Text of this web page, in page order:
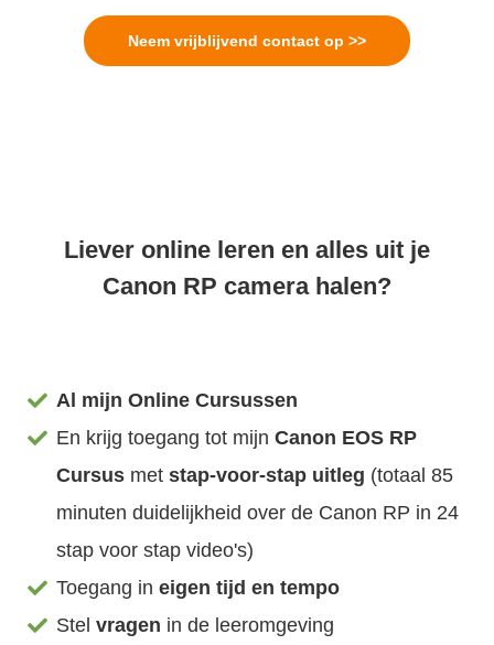
Neem vrijblijvend contact op >>
Liever online leren en alles uit je
Canon RP camera halen?
Al mijn Online Cursussen
En krijg toegang tot mijnCanon EOS RP
Cursus metstap-voor-stap uitleg (totaal 85
minuten duidelijkheid over de Canon RP in 24
stap voor stap video's)
Toegang ineigen tijd en tempo
Stelvragen in de leeromgeving